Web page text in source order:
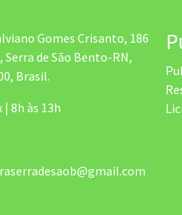
Gomes Crisanto, 186
Serra de São Bento-RN,
Brasil.
| 8h às 13h